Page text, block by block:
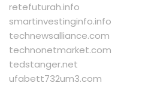
retefuturah.info
smartinvestinginfo.info
technewsalliance.com
technonetmarket.com
tedstanger.net
ufabett732um3.com